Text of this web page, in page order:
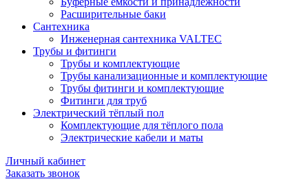
Расширительные баки
Сантехника
Инженерная сантехника VALTEC
Трубы и фитинги
Трубы и комплектующие
Трубы канализационные и комплектующие
Трубы фитинги и комплектующие
Фитинги для труб
Электрический тёплый пол
Комплектующие для тёплого пола
Электрические кабели и маты
Личный кабинет
Заказать звонок